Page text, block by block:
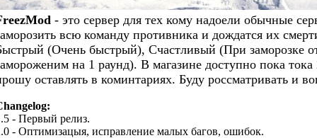
- это сервер для тех кому надоели обычные
всю команду противника и дождатся их
(Очень быстрый), Счастливый (При заморозке
на 1 раунд). В магазине доступно пока
оставлять в коминтариях. Буду россматривать и
- Первый релиз.
- Оптимизацыя, исправление малых багов, ошибок.